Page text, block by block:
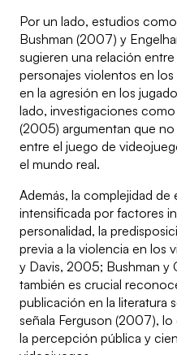
Por un lado, estudios
Bushman (2007) y
sugieren una relación
personajes violentos en
en la agresión en los
lado, investigaciones
(2005) argumentan que
entre el juego de
el mundo real.
Además, la complejidad de
intensificada por factores
personalidad, la
previa a la violencia en los
y Davis, 2005; Bushman y
también es crucial
publicación en la literatura
señala Ferguson (2007),
la percepción pública y